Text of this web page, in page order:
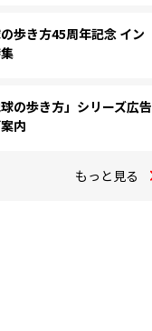
歩き方45周年記念 イン
球の歩き方」シリーズ広告
内
もっと見る